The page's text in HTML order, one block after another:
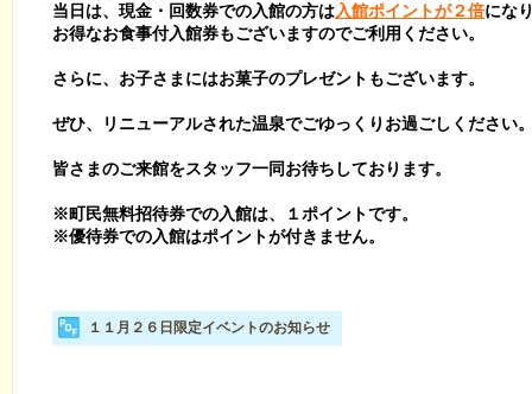
当日は、現金・回数券での入館の方は入館ポイントが２倍にな
お得なお食事付入館券もございますのでご利用ください。
さらに、お子さまにはお菓子のプレゼントもございます。
ぜひ、リニューアルされた温泉でごゆっくりお過ごしください
皆さまのご来館をスタッフ一同お待ちしております。
※町民無料招待券での入館は、１ポイントです。
※優待券での入館はポイントが付きません。
１１月２６日限定イベントのお知らせ